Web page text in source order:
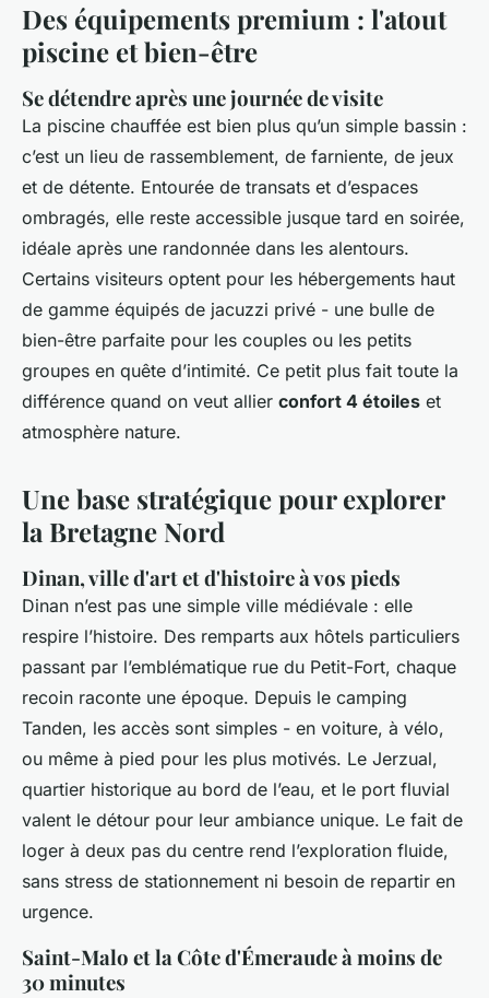
Des équipements premium : l'atout
piscine et bien-être
Se détendre après une journée de visite
La piscine chauffée est bien plus qu’un simple bassin :
c’est un lieu de rassemblement, de farniente, de jeux
et de détente. Entourée de transats et d’espaces
ombragés, elle reste accessible jusque tard en soirée,
idéale après une randonnée dans les alentours.
Certains visiteurs optent pour les hébergements haut
de gamme équipés de jacuzzi privé - une bulle de
bien-être parfaite pour les couples ou les petits
groupes en quête d’intimité. Ce petit plus fait toute la
différence quand on veut allier confort 4 étoiles et
atmosphère nature.
Une base stratégique pour explorer
la Bretagne Nord
Dinan, ville d'art et d'histoire à vos pieds
Dinan n’est pas une simple ville médiévale : elle
respire l’histoire. Des remparts aux hôtels particuliers
passant par l’emblématique rue du Petit-Fort, chaque
recoin raconte une époque. Depuis le camping
Tanden, les accès sont simples - en voiture, à vélo,
ou même à pied pour les plus motivés. Le Jerzual,
quartier historique au bord de l’eau, et le port fluvial
valent le détour pour leur ambiance unique. Le fait de
loger à deux pas du centre rend l’exploration fluide,
sans stress de stationnement ni besoin de repartir en
urgence.
Saint-Malo et la Côte d'Émeraude à moins de
30 minutes